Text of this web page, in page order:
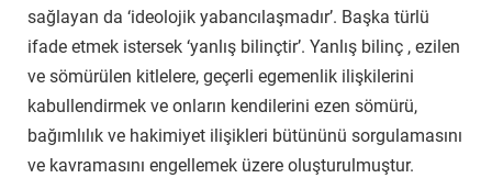
sağlayan da ‘ideolojik yabancılaşmadır’. Başka türlü
ifade etmek istersek ‘yanlış bilinçtir’. Yanlış bilinç , ezilen
ve sömürülen kitlelere, geçerli egemenlik ilişkilerini
kabullendirmek ve onların kendilerini ezen sömürü,
bağımlılık ve hakimiyet ilişikleri bütününü sorgulamasını
ve kavramasını engellemek üzere oluşturulmuştur.